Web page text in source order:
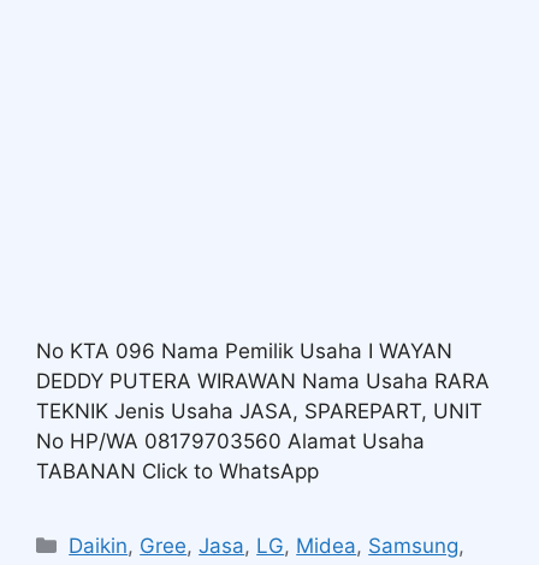
No KTA 096 Nama Pemilik Usaha I WAYAN
DEDDY PUTERA WIRAWAN Nama Usaha RARA
TEKNIK Jenis Usaha JASA, SPAREPART, UNIT
No HP/WA 08179703560 Alamat Usaha
TABANAN Click to WhatsApp
Daikin, Gree,Jasa, LG, Midea, Samsung,